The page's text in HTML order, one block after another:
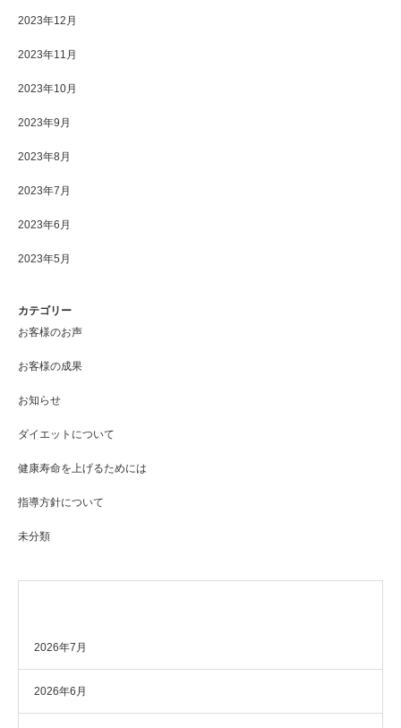
2023年12月
2023年11月
2023年10月
2023年9月
2023年8月
2023年7月
2023年6月
2023年5月
カテゴリー
お客様のお声
お客様の成果
お知らせ
ダイエットについて
健康寿命を上げるためには
指導方針について
未分類
2026年7月
2026年6月